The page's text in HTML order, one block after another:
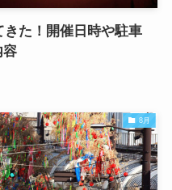
きた！開催日時や駐車
容
8月